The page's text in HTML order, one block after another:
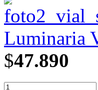
Luminaria
$47.890